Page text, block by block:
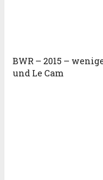
BWR – 2015 –
und Le Cam